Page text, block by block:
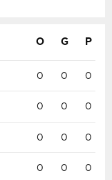
O G P
0 0 0
0 0 0
0 0 0
0 0 0